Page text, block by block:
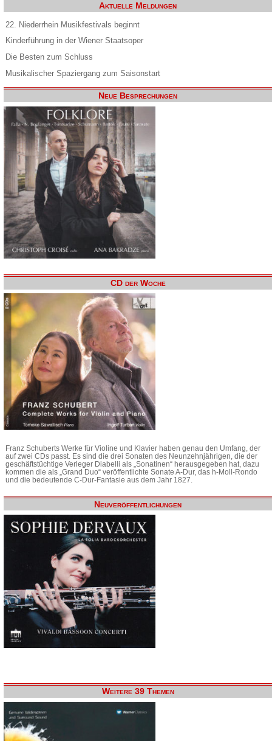
Aktuelle Meldungen
22. Niederrhein Musikfestivals beginnt
Kinderführung in der Wiener Staatsoper
Die Besten zum Schluss
Musikalischer Spaziergang zum Saisonstart
Neue Besprechungen
CD der Woche
Franz Schuberts Werke für Violine und Klavier haben genau den Umfang, der
auf zwei CDs passt. Es sind die drei Sonaten des Neunzehnjährigen, die der
geschäftstüchtige Verleger Diabelli als „Sonatinen“ herausgegeben hat, dazu
kommen die als „Grand Duo“ veröffentlichte Sonate A-Dur, das h-Moll-Rondo
und die bedeutende C-Dur-Fantasie aus dem Jahr 1827.
Neuveröffentlichungen
Weitere 39 Themen